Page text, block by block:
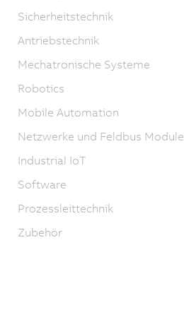
Sicherheitstechnik
Antriebstechnik
Mechatronische Systeme
Robotics
Mobile Automation
Netzwerke und Feldbus Module
Industrial IoT
Software
Prozessleittechnik
Zubehör